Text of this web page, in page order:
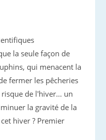
la seule façon de
qui menacent la
fermer les pêcheries
de l'hiver... un
la gravité de la
hiver ? Premier